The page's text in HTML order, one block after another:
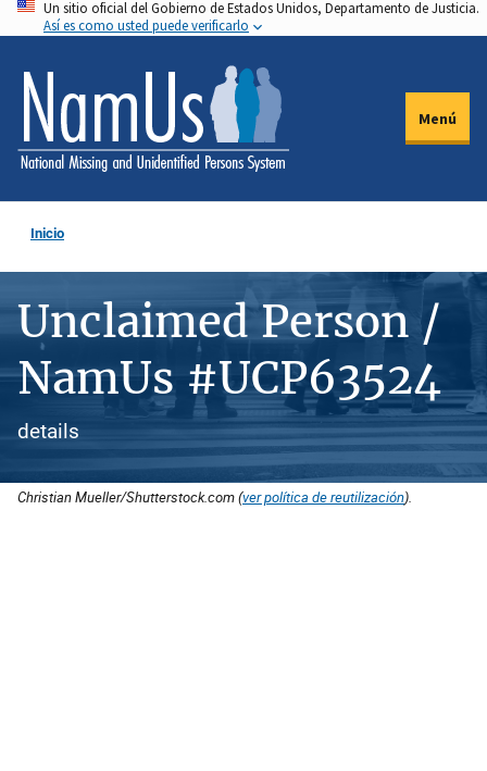
Pasar
al
contenido
principal
Un sitio oficial del Gobierno de Estados Unidos, Departamento de Justicia.
Así es como usted puede verificarlo
Menú
Inicio
Unclaimed Person /
NamUs #UCP63524
details
Christian Mueller/Shutterstock.com (ver política de reutilización).